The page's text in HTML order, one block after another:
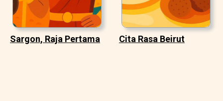
Sargon, Raja Pertama Cita Rasa Beirut